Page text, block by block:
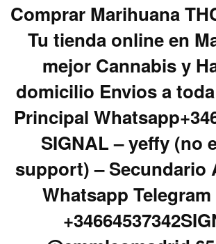
Comprar Marihuana
Tu tienda online en
mejor Cannabis y
domicilio Envios a
Principal
SIGNAL – yeffy (no
support) – Secundario
Whatsapp